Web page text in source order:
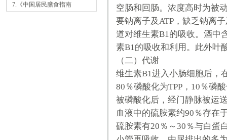
7.《中国居民膳食指南
空肠和回肠。浓度高时为被
要钠离子及ATP，缺乏钠离
道对维生素B1的吸收。酒中
素B1的吸收和利用。此外叶
（二）代谢
维生素B1进入小肠细胞后，
80％磷酸化为TPP，10％磷
被磷酸化后，经门静脉被运
血液中的硫胺素约90％存在
硫胺素有20％～30％与白蛋